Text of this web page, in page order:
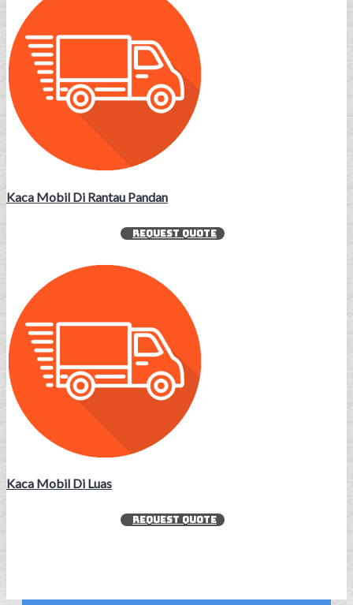
Kaca Mobil Di Rantau Pandan
REQUEST QUOTE
Kaca Mobil Di Luas
REQUEST QUOTE